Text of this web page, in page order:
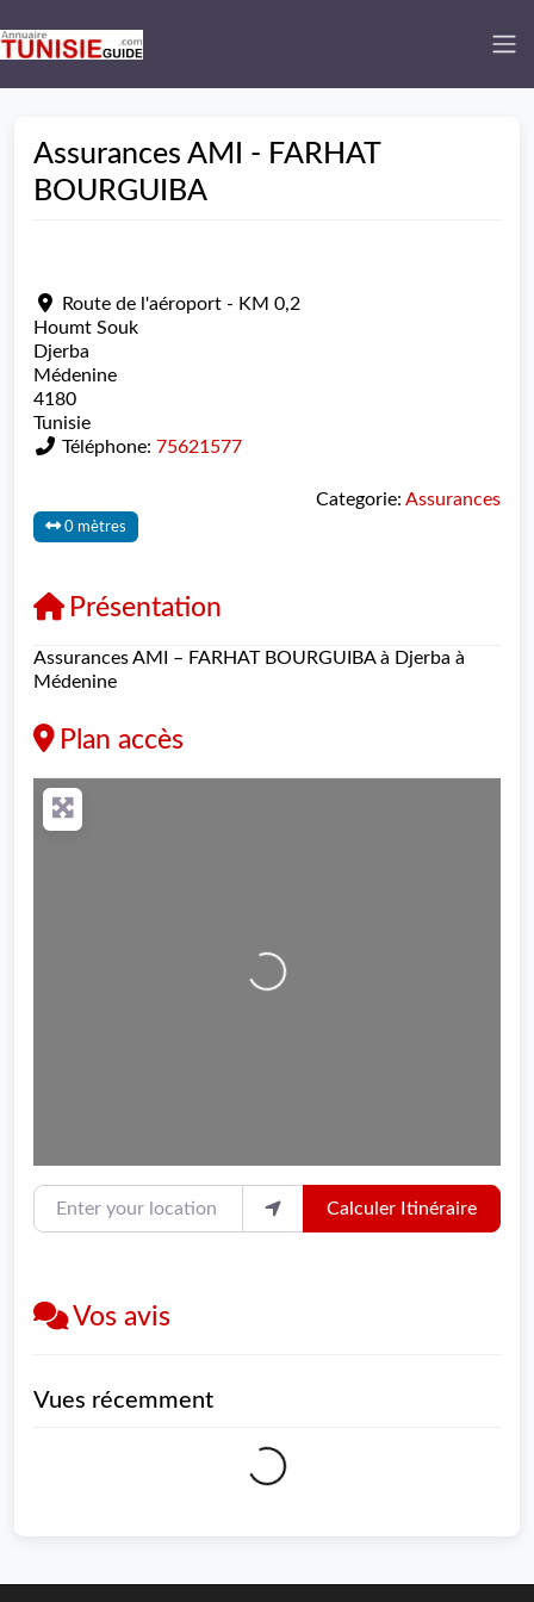
Assurances AMI - FARHAT
BOURGUIBA
Route de l'aéroport - KM 0,2
Houmt Souk
Djerba
Médenine
4180
Tunisie
Téléphone: 75621577
Categorie: Assurances
0 mètres
Présentation
Assurances AMI – FARHAT BOURGUIBA à Djerba à
Médenine
Plan accès
Loading...
Enter your location
Calculer Itinéraire
Vos avis
Vues récemment
Loading...